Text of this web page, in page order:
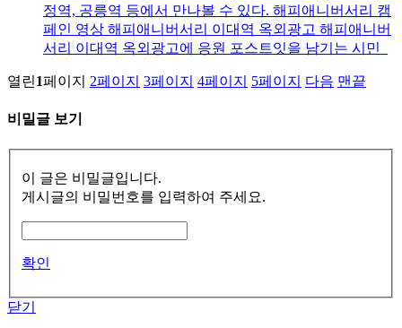
정역, 공릉역 등에서 만나볼 수 있다. 해피애니버서리 캠
페인 영상 해피애니버서리 이대역 옥외광고 해피애니버
서리 이대역 옥외광고에 응원 포스트잇을 남기는 시민
열린1페이지 2페이지 3페이지 4페이지 5페이지 다음 맨끝
비밀글 보기
이 글은 비밀글입니다.
게시글의 비밀번호를 입력하여 주세요.
확인
닫기